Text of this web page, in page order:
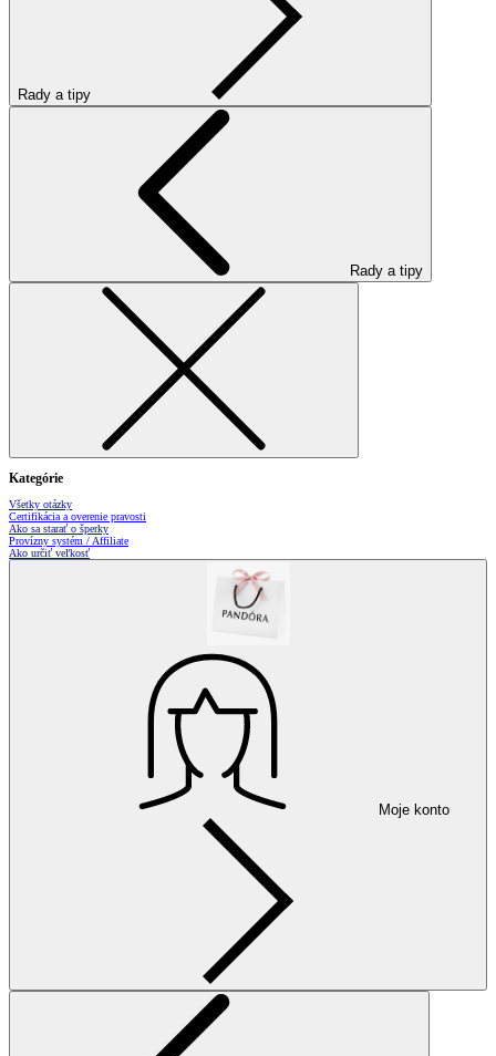
Rady a tipy
Rady a tipy
Kategórie
Všetky otázky
Certifikácia a overenie pravosti
Ako sa starať o šperky
Provízny systém / Affiliate
Ako určiť veľkosť
Moje konto